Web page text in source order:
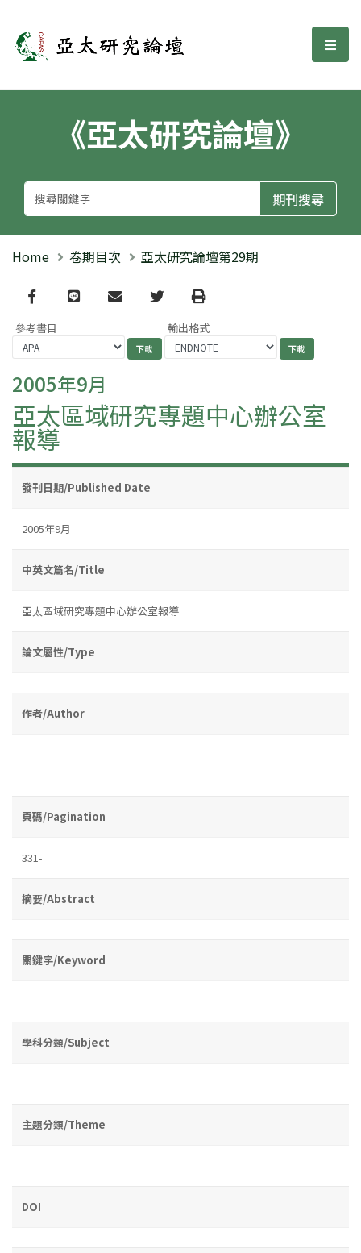
亞太研究論壇 選
《亞太研究論壇》
Home 卷期目次 亞太研究論壇第29期
Facebook
line email TwitterPrint
參考書目 輸出格式
2005年9月
亞太區域研究專題中心辦公室
報導
發刊日期/Published Date
2005年9月
中英文篇名/Title
亞太區域研究專題中心辦公室報導
論文屬性/Type
作者/Author
頁碼/Pagination
331-
摘要/Abstract
關鍵字/Keyword
學科分類/Subject
主題分類/Theme
DOI